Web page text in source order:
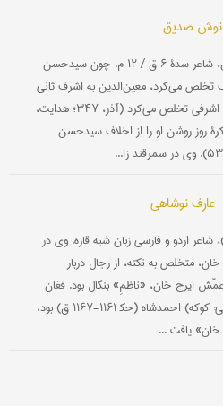
صدیق
(یا اشرف سمرقندی)، معین‌الدین، شاعر سدۀ ۶ ق / ۱۲ م. چون سیدحسن
تخلص می‌كرد، معین‌الدین به اشرف ثانی
شهرت یافت، اما در اشعار خویش اشرفی تخلص می‌كرد (آذر، ۳۴۷؛ هدایت،
صاحب تذكرۀ روز روشن او را از اخلاف سیدحسن
عارف نوشاهی
۱۱۸۶ ق / ۱۷۲۸-۱۷۷۲ م)، شاعر اردو و فارسی زبان شبه قاره. وی در
متخلص به نكته، از رجال دربار
۱۱۳۱-۱۱۶۱ ق)، و عمّش ایرج خان، «ناظمِ» بنگال بود. فغان
به‌سبب آنكه برادر رضاعی (در تركی: كوكه) احمدشاه (حك‍ ۱۱۶۱-۱۱۶۷ ق) بود،
یافت ...